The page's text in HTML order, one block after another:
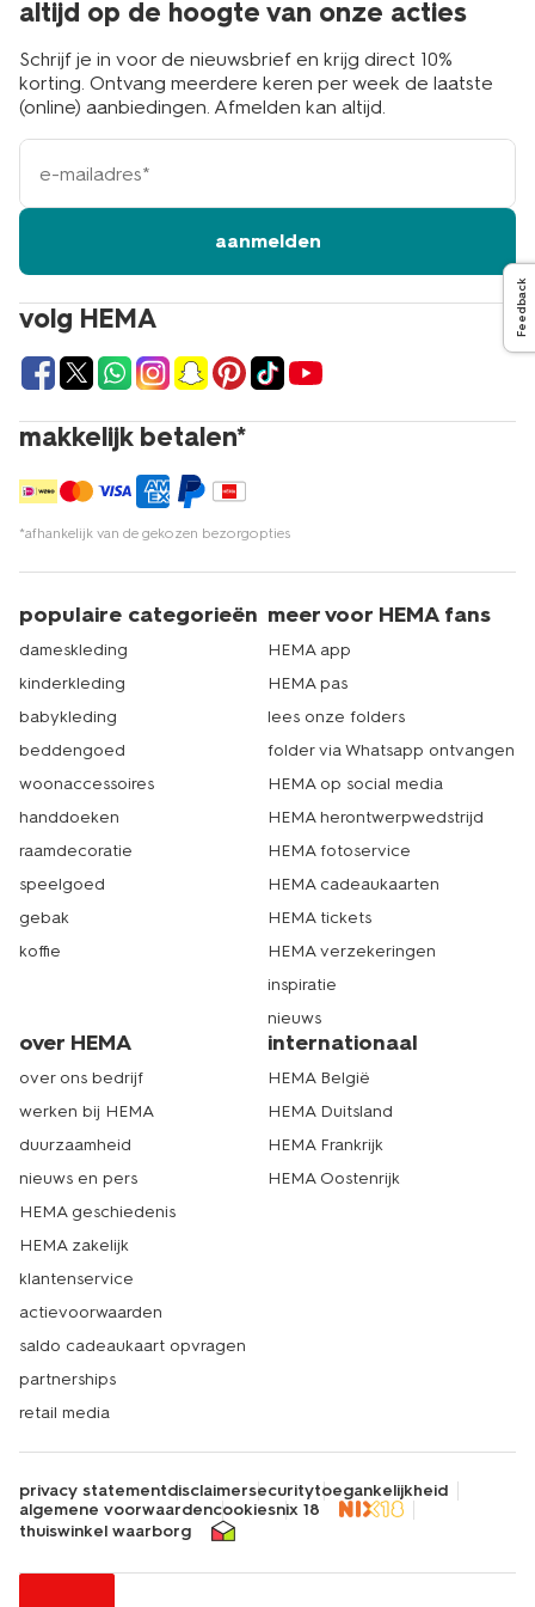
volg HEMA
makkelijk betalen*
*afhankelijk van de gekozen bezorgopties
altijd op de hoogte van onze acties
Schrijf je in voor de nieuwsbrief en krijg direct 10%
korting. Ontvang meerdere keren per week de laatste
(online) aanbiedingen. Afmelden kan altijd.
e-
mailadres
aanmelden
populaire categorieën
dameskleding
kinderkleding
babykleding
beddengoed
woonaccessoires
handdoeken
raamdecoratie
speelgoed
gebak
koffie
meer voor HEMA fans
HEMA app
HEMA pas
lees onze folders
folder via Whatsapp ontvangen
HEMA op social media
HEMA herontwerpwedstrijd
HEMA fotoservice
HEMA cadeaukaarten
HEMA tickets
HEMA verzekeringen
inspiratie
nieuws
over HEMA
over ons bedrijf
werken bij HEMA
duurzaamheid
nieuws en pers
HEMA geschiedenis
HEMA zakelijk
klantenservice
actievoorwaarden
saldo cadeaukaart opvragen
partnerships
retail media
internationaal
HEMA België
HEMA Duitsland
HEMA Frankrijk
HEMA Oostenrijk
privacy statementdisclaimersecuritytoegankelijkheid
algemene voorwaardencookiesnix 18
thuiswinkel waarborg
Feedback